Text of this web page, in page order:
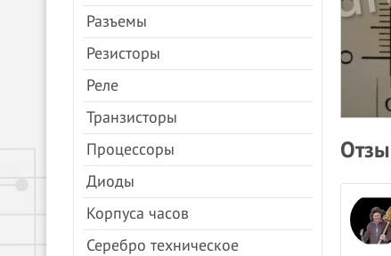
Разъемы
Резисторы
Реле
Транзисторы
Процессоры
Диоды
Корпуса часов
Серебро техническое
Анна Молочкова
Яндекс.Карты